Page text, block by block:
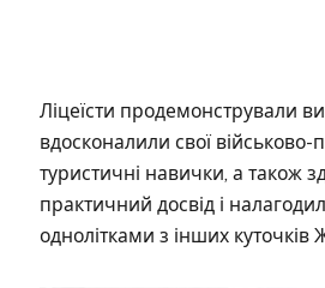
Ліцеїсти продемонстрували
вдосконалили свої військово-
туристичні навички, а також
практичний досвід і
однолітками з інших